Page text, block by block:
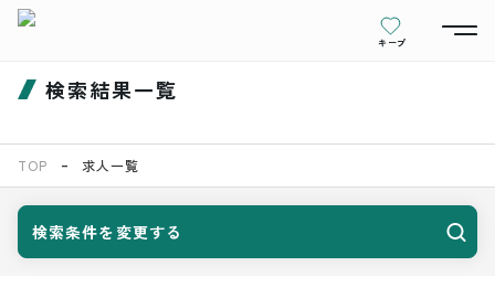
キープ
検索結果一覧
TOP 求人一覧
検索条件を変更する